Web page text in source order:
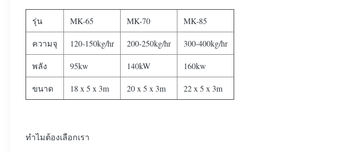
รุ่น MK-65 MK-70 MK-85
ความจุ 120-150kg/hr 200-250kg/hr 300-400kg/hr
พลัง 95kw 140kW 160kw
ขนาด 18 x 5 x 3m 20 x 5 x 3m 22 x 5 x 3m
ทําไมต้องเลือกเรา